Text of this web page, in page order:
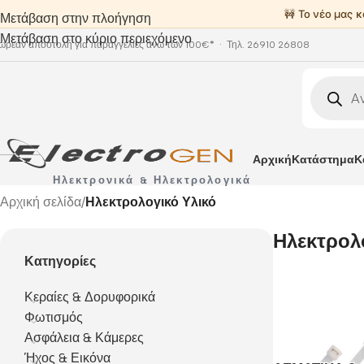
🚧 Το νέο μας
Μετάβαση στην πλοήγηση
Μετάβαση στο κύριο περιεχόμενο
αποστολή για παραγγελίες άνω των 100€* · Τηλ. 26910 26808
Ηλεκτρονικά & Ηλεκτρολογικά
ΑρχικήΚατάστημα
Αρχική σελίδα/Ηλεκτρολογικό Υλικό
Κατηγορίες
Κεραίες & Δορυφορικά
Φωτισμός
Ασφάλεια & Κάμερες
Ήχος & Εικόνα